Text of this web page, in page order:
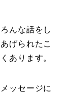
んな話をし
げられたこ
あります。
ッセージに